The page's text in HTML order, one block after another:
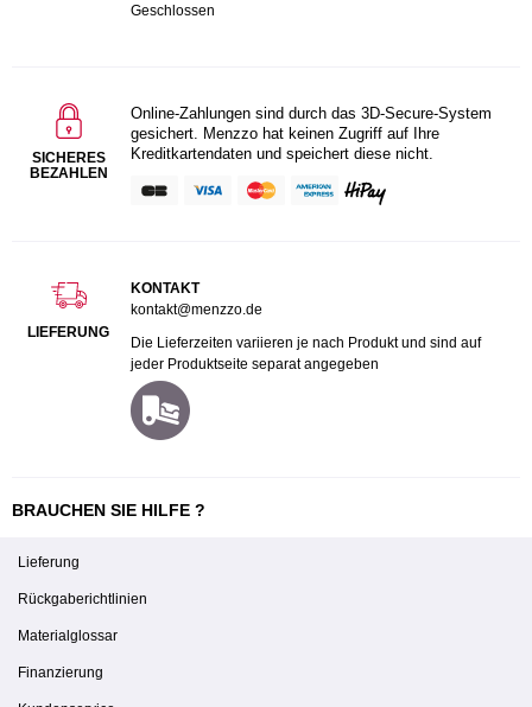
Geschlossen
SICHERES
BEZAHLEN
Online-Zahlungen sind durch das 3D-Secure-System
gesichert. Menzzo hat keinen Zugriff auf Ihre
Kreditkartendaten und speichert diese nicht.
LIEFERUNG
KONTAKT
kontakt@menzzo.de
Die Lieferzeiten variieren je nach Produkt und sind auf
jeder Produktseite separat angegeben
BRAUCHEN SIE HILFE ?
Lieferung
Rückgaberichtlinien
Materialglossar
Finanzierung